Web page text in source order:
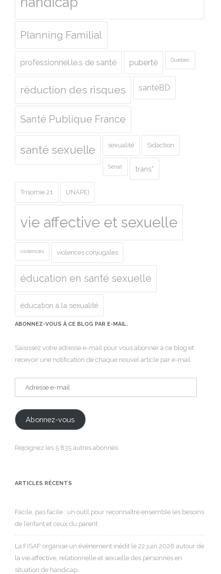
Planning Familial
professionnel.le.s de santé puberté Quebec
réduction des risques santéBD
Santé Publique France
santé sexuelle sexualité Sidaction
Sénat trans*
Trisomie 21 UNAPEI
vie affective et sexuelle
violences violences conjugales
éducation en santé sexuelle
éducation à la sexualité
ABONNEZ-VOUS À CE BLOG PAR E-MAIL.
Saisissez votre adresse e-mail pour vous abonner à ce blog et
recevoir une notification de chaque nouvel article par e-mail.
Adresse
e-
Abonnez-vous
Rejoignez les 5 835 autres abonnés
ARTICLES RÉCENTS
Facile, pas facile : un outil pour reconnaître ensemble les besoins
de l’enfant et ceux du parent
La FISAF organise un événement inédit le 22 juin 2026 autour de
la vie affective, relationnelle et sexuelle des personnes en
situation de handicap.